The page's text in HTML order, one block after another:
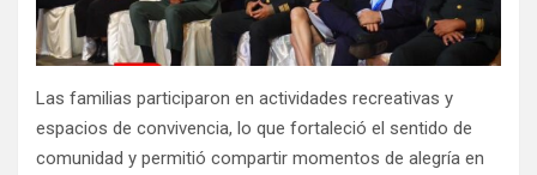
Las familias participaron en actividades recreativas y
espacios de convivencia, lo que fortaleció el sentido de
comunidad y permitió compartir momentos de alegría en